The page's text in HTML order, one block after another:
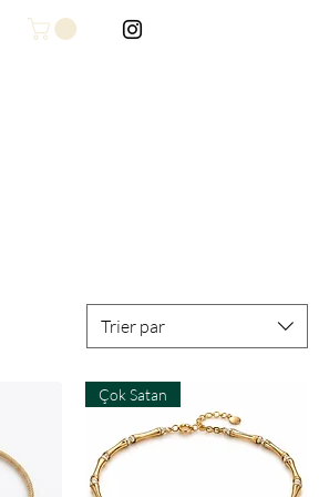
Trier par
Çok Satan